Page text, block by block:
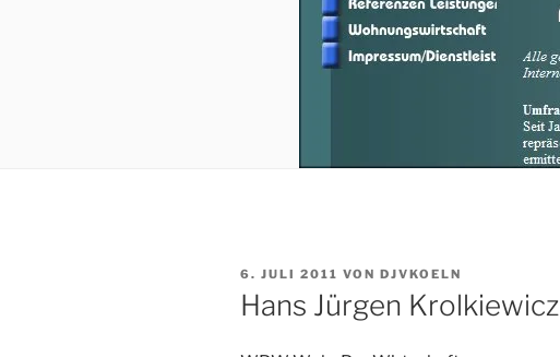
VERÖFFENTLICHT
AM
6. JULI 2011 VON DJVKOELN
Hans Jürgen Krolkiewicz